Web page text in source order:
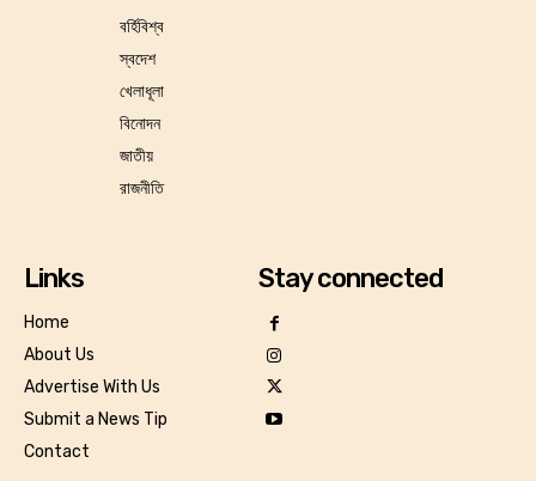
বর্হিবিশ্ব
স্বদেশ
খেলাধূলা
বিনোদন
জাতীয়
রাজনীতি
Links
Home
About Us
Advertise With Us
Submit a News Tip
Contact
Stay connected